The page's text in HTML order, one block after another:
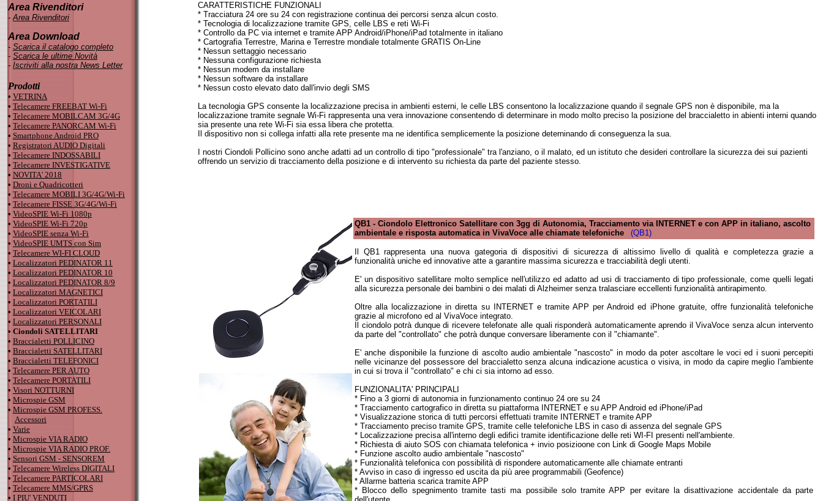
Area Rivenditori
-Area Rivenditori
Area Download
- Scarica il catalogo completo
- Scarica le ultime Novità
- Iscriviti alla nostra News Letter
Prodotti
• VETRINA
• Telecamere FREEBAT Wi-Fi
• Telecamere MOBILCAM 3G/4G
• Telecamere PANORCAM Wi-Fi
• Smartphone Android PRO
• Registratori AUDIO Digitali
• Telecamere INDOSSABILI
• Telecamere INVESTIGATIVE
• NOVITA' 2018
• Droni e Quadricotteri
• Telecamere MOBILI 3G/4G/Wi-Fi
• Telecamere FISSE 3G/4G/Wi-Fi
• VideoSPIE Wi-Fi 1080p
• VideoSPIE Wi-Fi 720p
• VideoSPIE senza Wi-Fi
• VideoSPIE UMTS con Sim
• Telecamere WI-FI CLOUD
• Localizzatori PEDINATOR 11
• Localizzatori PEDINATOR 10
• Localizzatori PEDINATOR 8/9
• Localizzatori MAGNETICI
• Localizzatori PORTATILI
• Localizzatori VEICOLARI
• Localizzatori PERSONALI
• Ciondoli SATELLITARI
• Braccialetti POLLICINO
• Braccialetti SATELLITARI
• Braccialetti TELEFONICI
• Telecamere PER AUTO
• Telecamere PORTATILI
• Visori NOTTURNI
• Microspie GSM
• Microspie GSM PROFESS.
Accessori
• Varie
• Microspie VIA RADIO
• Microspie VIA RADIO PROF.
• Sensori GSM - SENSOREM
• Telecamere Wireless DIGITALI
• Telecamere PARTICOLARI
• Telecamere MMS/GPRS
• I PIU' VENDUTI
CARATTERISTICHE FUNZIONALI
* Tracciatura 24 ore su 24 con registrazione continua dei percorsi senza alcun costo.
* Tecnologia di localizzazione tramite GPS, celle LBS e reti Wi-Fi
* Controllo da PC via internet e tramite APP Android/iPhone/iPad totalmente in italiano
* Cartografia Terrestre, Marina e Terrestre mondiale totalmente GRATIS On-Line
* Nessun settaggio necessario
* Nessuna configurazione richiesta
* Nessun modem da installare
* Nessun software da installare
* Nessun costo elevato dato dall'invio degli SMS
La tecnologia GPS consente la localizzazione precisa in ambienti esterni, le celle LBS consentono la localizzazione quando il segnale GPS non è disponibile, ma la
localizzazione tramite segnale Wi-Fi rappresenta una vera innovazione consentendo di determinare in modo molto preciso la posizione del braccialetto in abienti interni quando
sia presente una rete Wi-Fi sia essa libera che protetta.
Il dispositivo non si collega infatti alla rete presente ma ne identifica semplicemente la posizione deterninando di conseguenza la sua.
I nostri Ciondoli Pollicino sono anche adatti ad un controllo di tipo "professionale" tra l'anziano, o il malato, ed un istituto che desideri controllare la sicurezza dei sui pazienti
offrendo un servizio di tracciamento della posizione e di intervento su richiesta da parte del paziente stesso.
QB1 - Ciondolo Elettronico Satellitare con 3gg di Autonomia, Tracciamento via INTERNET e con APP in italiano, ascolto
ambientale e risposta automatica in VivaVoce alle chiamate telefoniche
(QB1)
Il QB1 rappresenta una nuova gategoria di dispositivi di sicurezza di altissimo livello di qualità e completezza grazie a
funzionalità uniche ed innovative atte a garantire massima sicurezza e tracciabilità degli utenti.
E' un dispositivo satellitare molto semplice nell'utilizzo ed adatto ad usi di tracciamento di tipo professionale, come quelli legati
alla sicurezza personale dei bambini o dei malati di Alzheimer senza tralasciare eccellenti funzionalità antirapimento.
Oltre alla localizzazione in diretta su INTERNET e tramite APP per Android ed iPhone gratuite, offre funzionalità telefoniche
grazie al microfono ed al VivaVoce integrato.
Il ciondolo potrà dunque di ricevere telefonate alle quali risponderà automaticamente aprendo il VivaVoce senza alcun intervento
da parte del "controllato" che potrà dunque conversare liberamente con il "chiamante".
E' anche disponibile la funzione di ascolto audio ambientale "nascosto" in modo da poter ascoltare le voci ed i suoni percepiti
nelle vicinanze del possessore del braccialetto senza alcuna indicazione acustica o visiva, in modo da capire meglio l'ambiente
in cui si trova il "controllato" e chi ci sia intorno ad esso.
FUNZIONALITA' PRINCIPALI
* Fino a 3 giorni di autonomia in funzionamento continuo 24 ore su 24
* Tracciamento cartografico in diretta su piattaforma INTERNET e su APP Android ed iPhone/iPad
* Visualizzazione storica di tutti percorsi effettuati tramite INTERNET e tramite APP
* Tracciamento preciso tramite GPS, tramite celle telefoniche LBS in caso di assenza del segnale GPS
* Localizzazione precisa all'interno degli edifici tramite identificazione delle reti WI-FI presenti nell'ambiente.
* Richiesta di aiuto SOS con chiamata telefonica + invio posizioone con Link di Google Maps Mobile
* Funzione ascolto audio ambientale "nascosto"
* Funzionalità telefonica con possibilità di rispondere automaticamente alle chiamate entranti
* Avviso in caso di ingresso ed uscita da più aree programmabili (Geofence)
* Allarme batteria scarica tramite APP
* Blocco dello spegnimento tramite tasti ma possibile solo tramite APP per evitare la disattivazione accidentale da parte